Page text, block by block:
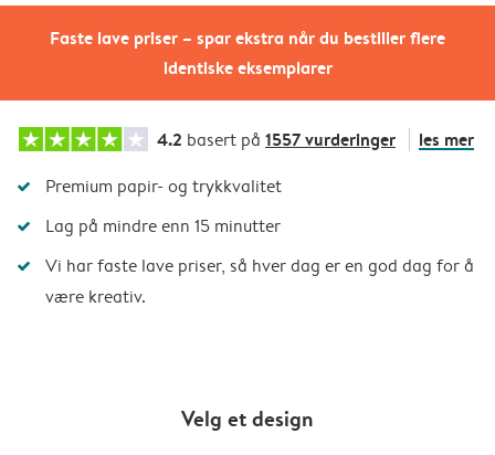
Faste lave priser – spar ekstra når du bestiller flere
identiske eksemplarer
4.2 basert på 1557 vurderinger les mer
Premium papir- og trykkvalitet
Lag på mindre enn 15 minutter
Vi har faste lave priser, så hver dag er en god dag for å
være kreativ.
Velg et design